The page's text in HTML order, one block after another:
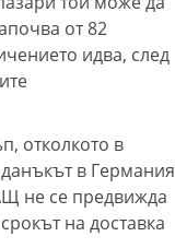
от 82
идва, след
отколкото в
в Германия
не се предвижда
на доставка